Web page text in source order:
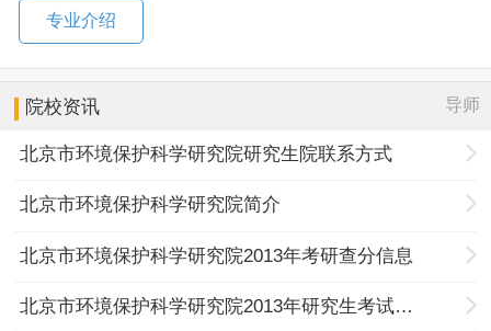
专业介绍
院校资讯 导师
北京市环境保护科学研究院研究生院联系方式
北京市环境保护科学研究院简介
北京市环境保护科学研究院2013年考研查分信息
北京市环境保护科学研究院2013年研究生考试报名公告